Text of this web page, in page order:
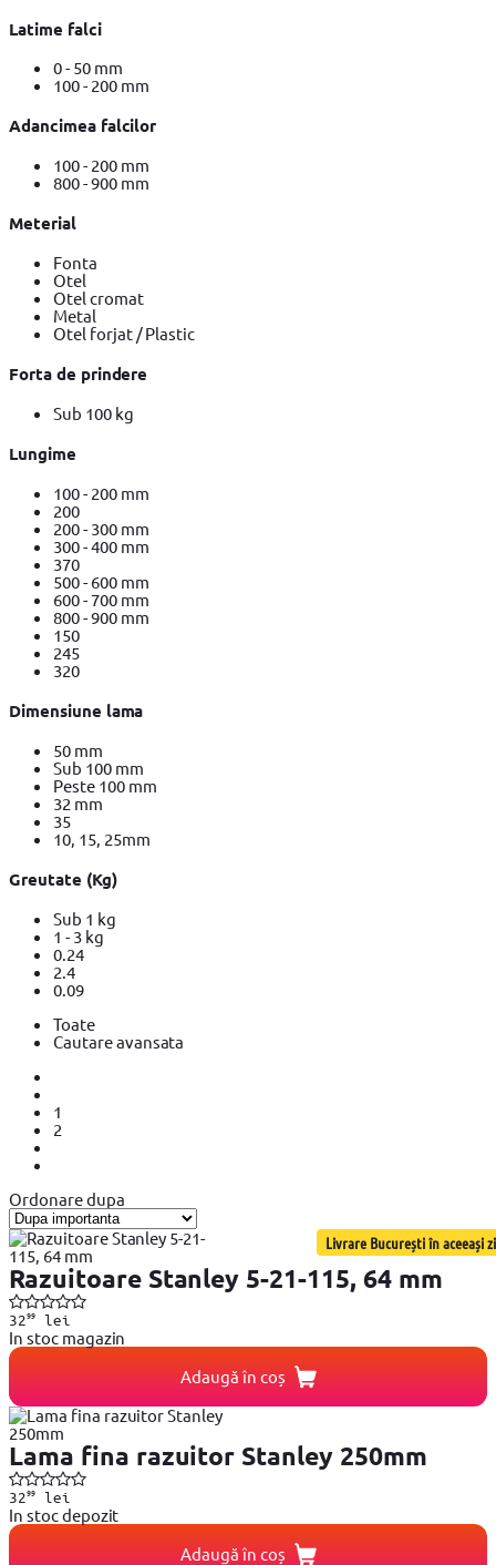
Latime falci
0 - 50 mm
100 - 200 mm
Adancimea falcilor
100 - 200 mm
800 - 900 mm
Meterial
Fonta
Otel
Otel cromat
Metal
Otel forjat / Plastic
Forta de prindere
Sub 100 kg
Lungime
100 - 200 mm
200
200 - 300 mm
300 - 400 mm
370
500 - 600 mm
600 - 700 mm
800 - 900 mm
150
245
320
Dimensiune lama
50 mm
Sub 100 mm
Peste 100 mm
32 mm
35
10, 15, 25mm
Greutate (Kg)
Sub 1 kg
1 - 3 kg
0.24
2.4
0.09
Toate
Cautare avansata
1
2
Ordonare dupa
Livrare București în aceeași zi
Razuitoare Stanley 5-21-115, 64 mm
3299lei
In stoc magazin
Adaugă în coș
Lama fina razuitor Stanley 250mm
3299lei
In stoc depozit
Adaugă în coș